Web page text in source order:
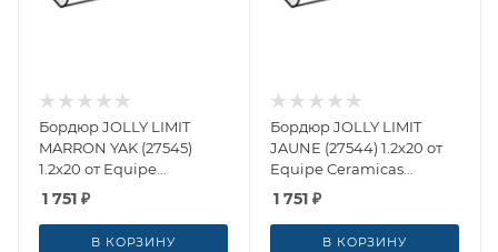
Бордюр JOLLY LIMIT
MARRON YAK (27545)
1.2x20 от Equipe
Ceramicas (Испания)
1 751 ₽
В КОРЗИНУ
Бордюр JOLLY LIMIT
JAUNE (27544) 1.2x20 от
Equipe Ceramicas
(Испания)
1 751 ₽
В КОРЗИНУ